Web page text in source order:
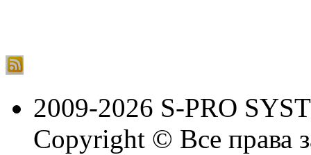
2009-2026 S-PRO
Copyright © Все права